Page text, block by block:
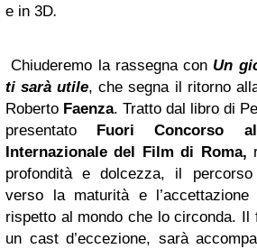
e in 3D.
Chiuderemo la rassegna con Un
ti sarà utile, che segna il ritorno
Roberto Faenza. Tratto dal libro di
presentato
Fuori Concorso
Internazionale del Film di Roma,
profondità e dolcezza, il
verso la maturità e
rispetto al mondo che lo circonda.
un cast d’eccezione, sarà